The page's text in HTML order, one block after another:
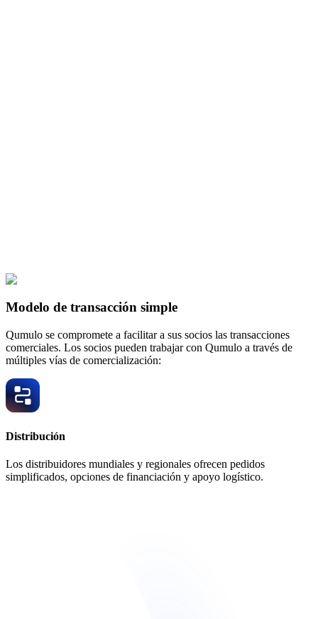
Modelo de transacción simple
Qumulo se compromete a facilitar a sus socios las transacciones
comerciales. Los socios pueden trabajar con Qumulo a través de
múltiples vías de comercialización:
Distribución
Los distribuidores mundiales y regionales ofrecen pedidos
simplificados, opciones de financiación y apoyo logístico.